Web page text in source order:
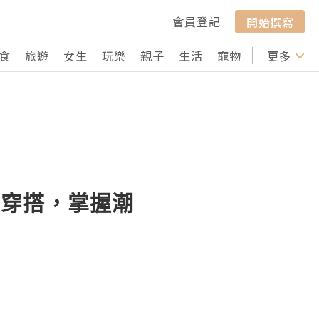
會員登記
開始撰寫
旅遊 女生 玩樂 親子 生活 寵物 行山 打卡
更多
搭，掌握潮